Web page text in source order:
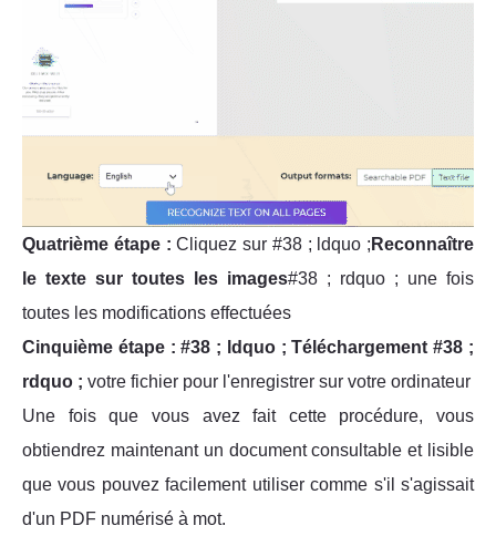
Quatrième étape : Cliquez sur #38 ; ldquo ; Reconnaître
le texte sur toutes les images#38 ; rdquo ; une fois
toutes les modifications effectuées
Cinquième étape : #38 ; ldquo ; Téléchargement #38 ;
rdquo ; votre fichier pour l'enregistrer sur votre ordinateur
Une fois que vous avez fait cette procédure, vous
obtiendrez maintenant un document consultable et lisible
que vous pouvez facilement utiliser comme s'il s'agissait
d'un PDF numérisé à mot.